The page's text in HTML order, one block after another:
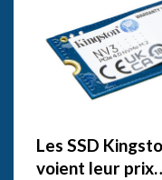
Les SSD
voient leur